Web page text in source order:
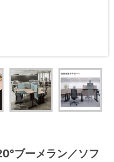
ブーメラン／ソフ